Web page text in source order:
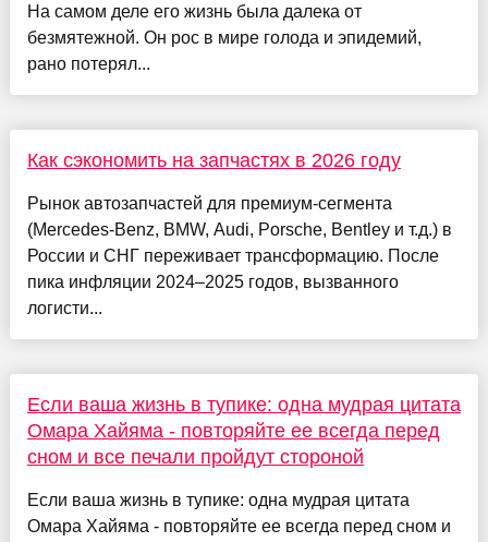
На самом деле его жизнь была далека от
безмятежной. Он рос в мире голода и эпидемий,
рано потерял...
Как сэкономить на запчастях в 2026 году
Рынок автозапчастей для премиум-сегмента
(Mercedes-Benz, BMW, Audi, Porsche, Bentley и т.д.) в
России и СНГ переживает трансформацию. После
пика инфляции 2024–2025 годов, вызванного
логисти...
Если ваша жизнь в тупике: одна мудрая цитата
Омара Хайяма - повторяйте ее всегда перед
сном и все печали пройдут стороной
Если ваша жизнь в тупике: одна мудрая цитата
Омара Хайяма - повторяйте ее всегда перед сном и